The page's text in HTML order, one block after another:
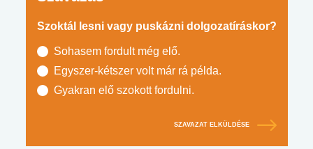
Szoktál lesni vagy puskázni dolgozatíráskor?
Sohasem fordult még elő.
Egyszer-kétszer volt már rá példa.
Gyakran elő szokott fordulni.
SZAVAZAT ELKÜLDÉSE